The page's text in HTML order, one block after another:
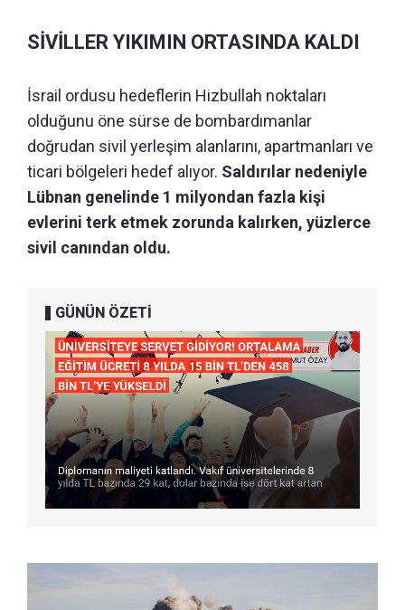
SİVİLLER YIKIMIN ORTASINDA KALDI
İsrail ordusu hedeflerin Hizbullah noktaları
olduğunu öne sürse de bombardımanlar
doğrudan sivil yerleşim alanlarını, apartmanları ve
ticari bölgeleri hedef alıyor. Saldırılar nedeniyle
Lübnan genelinde 1 milyondan fazla kişi
evlerini terk etmek zorunda kalırken, yüzlerce
sivil canından oldu.
GÜNÜN ÖZETİ